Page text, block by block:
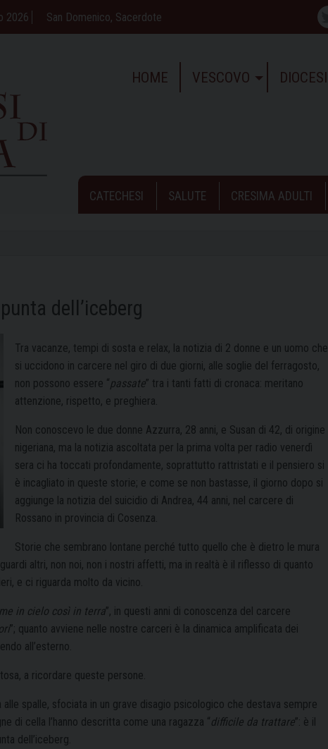
2026 San Domenico, Sacerdote
HOME VESCOVO DIOCESI
CATECHESI SALUTE CRESIMA ADULTI
dell’iceberg
Tra vacanze, tempi di sosta e relax, la notizia di 2 donne e un uomo che
si uccidono in carcere nel giro di due giorni, alle soglie del ferragosto,
non possono essere “passate” tra i tanti fatti di cronaca: meritano
attenzione, rispetto, e preghiera.
Non conoscevo le due donne Azzurra, 28 anni, e Susan di 42, di origine
nigeriana, ma la notizia ascoltata per la prima volta per radio venerdì
sera ci ha toccati profondamente, soprattutto rattristati e il pensiero si
è incagliato in queste storie; e come se non bastasse, il giorno dopo si
aggiunge la notizia del suicidio di Andrea, 44 anni, nel carcere di
Rossano in provincia di Cosenza.
Storie che sembrano lontane perché tutto quello che è dietro le mura
altri, non noi, non i nostri affetti, ma in realtà è il riflesso di quanto
e ci riguarda molto da vicino.
in cielo così in terra”, in questi anni di conoscenza del carcere
”; quanto avviene nelle nostre carceri è la dinamica amplificata dei
all’esterno.
a ricordare queste persone.
spalle, sfociata in un grave disagio psicologico che destava sempre
di cella l’hanno descritta come una ragazza “difficile da trattare”: è il
dell’iceberg.